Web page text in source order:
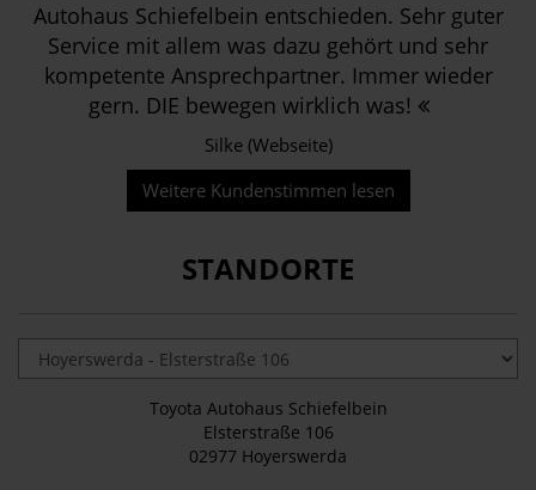
Autohaus Schiefelbein entschieden. Sehr guter
Service mit allem was dazu gehört und sehr
kompetente Ansprechpartner. Immer wieder
gern. DIE bewegen wirklich was!
Silke (Webseite)
Weitere Kundenstimmen lesen
STANDORTE
Toyota Autohaus Schiefelbein
Elsterstraße 106
02977 Hoyerswerda